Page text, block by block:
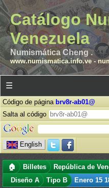
Catálogo
Venezuela
Numismática Cheng .
www.numismatica.info.ve-
☰
Código de página brv8r-ab01@
Salta al código
English
🏠 Billetes República de
Diseño A
Tipo B Enero 15